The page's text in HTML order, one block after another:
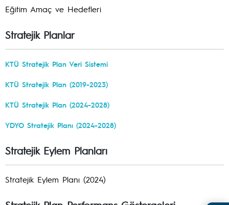
Eğitim Amaç ve Hedefleri
Stratejik Planlar
KTÜ Stratejik Plan Veri Sistemi
KTÜ Stratejik Plan (2019-2023)
KTÜ Stratejik Plan (2024-2028)
YDYO Stratejik Planı (2024-2028)
Stratejik Eylem Planları
Stratejik Eylem Planı (2024)